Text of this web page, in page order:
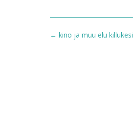
Post
← kino ja muu elu killukesi